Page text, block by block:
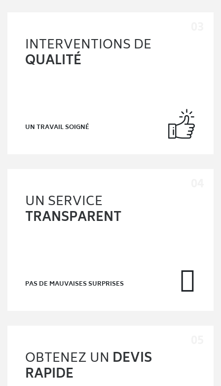
INTERVENTIONS DE
QUALITÉ
UN TRAVAIL SOIGNÉ
UN SERVICE
TRANSPARENT
PAS DE MAUVAISES SURPRISES
OBTENEZ UN DEVIS
RAPIDE